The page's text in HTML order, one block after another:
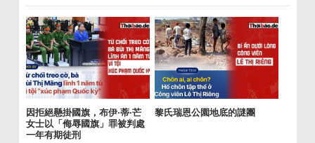
因拒絕懸掛國旗，布伊·蒂·芒
女士以「侮辱國旗」罪被判處
一年有期徒刑
黎氏瑞恩公園地底的謎團